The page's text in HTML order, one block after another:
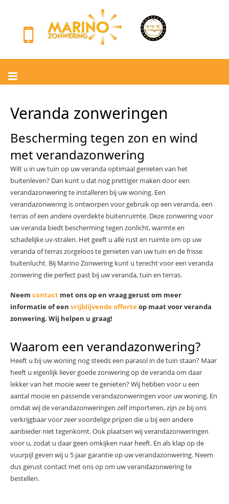
Veranda zonweringen
Bescherming tegen zon en wind
met verandazonwering
Wilt u in uw tuin op uw veranda optimaal genieten van het
buitenleven? Dan kunt u dat nog prettiger maken door een
verandazonwering te installeren bij uw woning. Een
verandazonwering is ontworpen voor gebruik op een veranda, een
terras of een andere overdekte buitenruimte. Deze zonwering voor
uw veranda biedt bescherming tegen zonlicht, warmte en
schadelijke uv-stralen. Het geeft u alle rust en ruimte om op uw
veranda of terras zorgeloos te genieten van uw tuin en de frisse
buitenlucht. Bij Marino Zonwering kunt u terecht voor een veranda
zonwering die perfect past bij uw veranda, tuin en terras.
Neem contact met ons op en vraag gerust om meer
informatie of een vrijblijvende offerteop maat voor veranda
zonwering. Wij helpen u graag!
Waarom een verandazonwering?
Heeft u bij uw woning nog steeds een parasol in de tuin staan? Maar
heeft u eigenlijk liever goede zonwering op de veranda om daar
lekker van het mooie weer te genieten? Wij hebben voor u een
aantal mooie en passende verandazonweringen voor uw woning. En
omdat wij de verandazonweringen zelf importeren, zijn ze bij ons
verkrijgbaar voor zeer voordelige prijzen die u bij een andere
aanbieder niet tegenkomt. Ook plaatsen wij verandazonweringen
voor u, zodat u daar geen omkijken naar heeft. En als klap op de
vuurpijl geven wij u 5 jaar garantie op uw verandazonwering. Neem
dus gerust contact met ons op om uw verandazonwering te
bestellen.